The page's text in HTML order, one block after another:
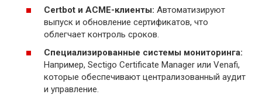
Certbot и ACME-клиенты: Автоматизируют
выпуск и обновление сертификатов, что
облегчает контроль сроков.
Специализированные системы мониторинга:
Например, Sectigo Certificate Manager или Venafi,
которые обеспечивают централизованный аудит
и управление.